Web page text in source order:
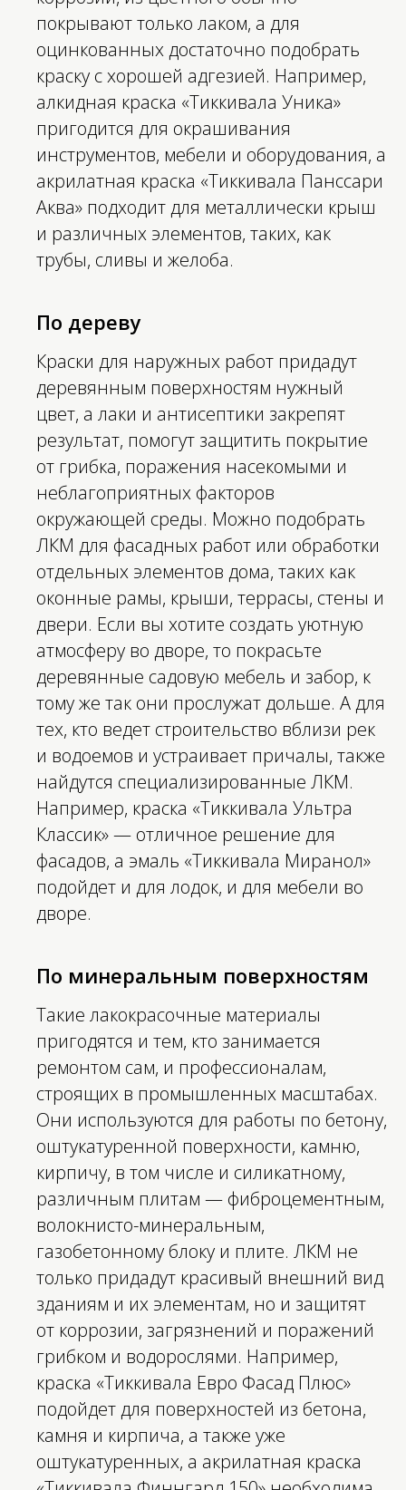
покрывают только лаком, а для
оцинкованных достаточно подобрать
краску с хорошей адгезией. Например,
алкидная краска «Тиккивала Уника»
пригодится для окрашивания
инструментов, мебели и оборудования, а
акрилатная краска «Тиккивала Панссари
Аква» подходит для металлически крыш
и различных элементов, таких, как
трубы, сливы и желоба.
По дереву
Краски для наружных работ придадут
деревянным поверхностям нужный
цвет, а лаки и антисептики закрепят
результат, помогут защитить покрытие
от грибка, поражения насекомыми и
неблагоприятных факторов
окружающей среды. Можно подобрать
ЛКМ для фасадных работ или обработки
отдельных элементов дома, таких как
оконные рамы, крыши, террасы, стены и
двери. Если вы хотите создать уютную
атмосферу во дворе, то покрасьте
деревянные садовую мебель и забор, к
тому же так они прослужат дольше. А для
тех, кто ведет строительство вблизи рек
и водоемов и устраивает причалы, также
найдутся специализированные ЛКМ.
Например, краска «Тиккивала Ультра
Классик» — отличное решение для
фасадов, а эмаль «Тиккивала Миранол»
подойдет и для лодок, и для мебели во
дворе.
По минеральным поверхностям
Такие лакокрасочные материалы
пригодятся и тем, кто занимается
ремонтом сам, и профессионалам,
строящих в промышленных масштабах.
Они используются для работы по бетону,
оштукатуренной поверхности, камню,
кирпичу, в том числе и силикатному,
различным плитам — фиброцементным,
волокнисто-минеральным,
газобетонному блоку и плите. ЛКМ не
только придадут красивый внешний вид
зданиям и их элементам, но и защитят
от коррозии, загрязнений и поражений
грибком и водорослями. Например,
краска «Тиккивала Евро Фасад Плюс»
подойдет для поверхностей из бетона,
камня и кирпича, а также уже
оштукатуренных, а акрилатная краска